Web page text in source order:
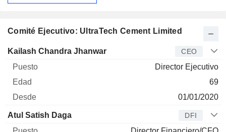
Comité Ejecutivo: UltraTech Cement Limited
Director Puesto Edad Desde
Kailash Chandra Jhanwar CEO
Director Ejecutivo
69
01/01/2020
Atul Satish Daga DFI